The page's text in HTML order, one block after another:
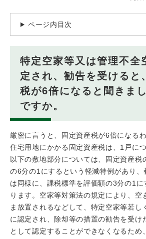
ページ内目次
特定空家等又は管理不全
定され、勧告を受けると
税が6倍になると聞きま
ですか。
厳密に言うと、固定資産税が6倍になる
住宅用地にかかる固定資産税は、1戸に
以下の敷地部分については、固定資産税
の6分の1にするという軽減特例があり、
は同様に、課税標準を評価額の3分の1に
ります。空家等対策法の規定により、空
ま放置されるなどして、特定空家等若し
に認定され、除却等の措置の勧告を受け
として認定することができなくなるため